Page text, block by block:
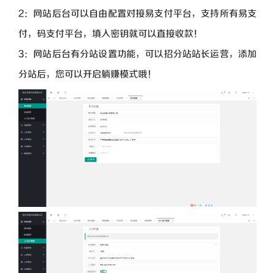
2：网站后台可以自由配置对接易支付平台，支持所有易支
付，码支付平台，填入密钥就可以直接收款！
3：网站后台有分站设置功能，可以招分站站长运营，添加
分站后，您可以开启躺赚模式哦！